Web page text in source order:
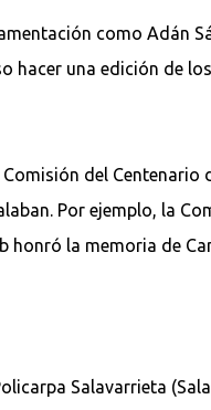
como Adán
hacer una edición de
del
Por ejemplo, la
honró la memoria de
Salavarrieta